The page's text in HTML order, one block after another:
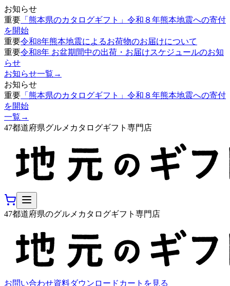
お知らせ
重要 「熊本県のカタログギフト」令和８年熊本地震への寄付
を開始
重要令和8年熊本地震によるお荷物のお届けについて
重要令和8年 お盆期間中の出荷・お届けスケジュールのお知
らせ
お知らせ一覧 →
お知らせ
重要 「熊本県のカタログギフト」令和８年熊本地震への寄付
を開始
一覧 →
47都道府県グルメカタログギフト専門店
47都道府県のグルメカタログギフト専門店
お問い合わせ資料ダウンロード カートを見る